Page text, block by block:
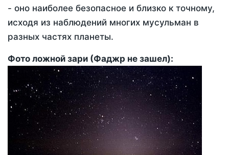
- оно наиболее безопасное и близко к точному,
исходя из наблюдений многих мусульман в
разных частях планеты.
Фото ложной зари (Фаджр не зашел):